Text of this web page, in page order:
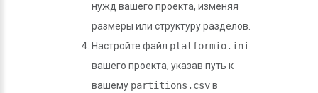
нужд вашего проекта, изменяя
размеры или структуру разделов.
Настройте файл platformio.ini
вашего проекта, указав путь к
вашему partitions.csvв